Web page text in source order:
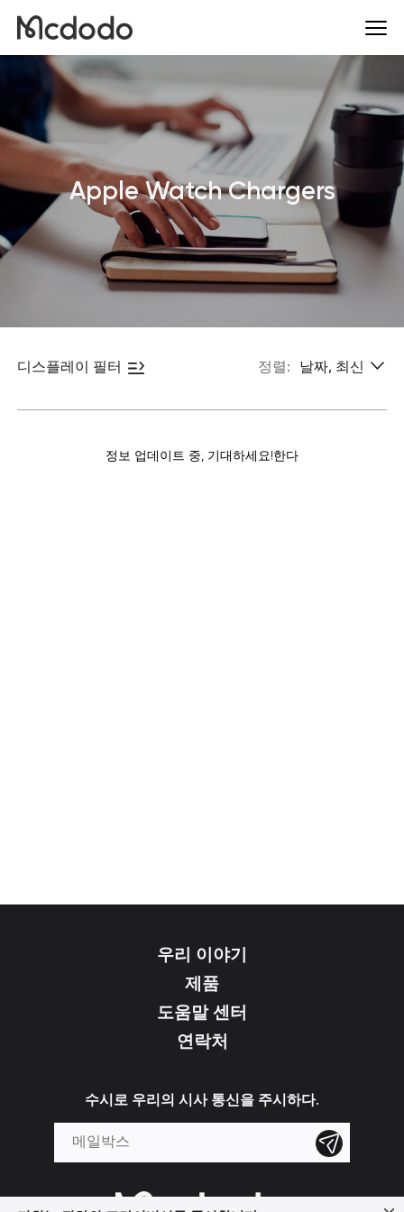
Apple Watch Chargers
디스플레이 필터 정렬: 날짜, 최신
정보 업데이트 중, 기대하세요!한다
우리 이야기
제품
도움말 센터
연락처
수시로 우리의 시사 통신을 주시하다.